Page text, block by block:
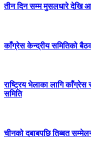
तीन दिन सम्म मुसलधारे देखि
काँग्रेस केन्द्रीय समितिको
राष्ट्रिय भेलाका लागि
समिति
चीनको दबाबपछि तिब्बत